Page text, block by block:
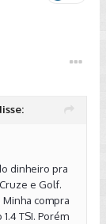
dinheiro pra
e Golf.
compra
TSI. Porém